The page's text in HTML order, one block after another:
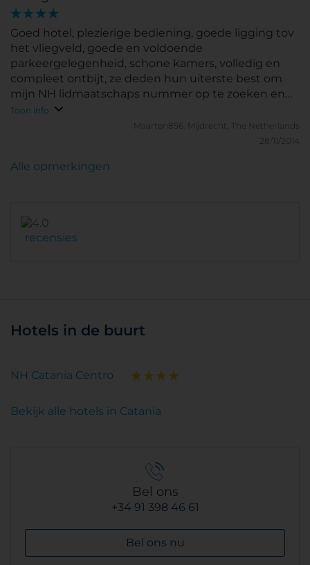
Goed hotel, plezierige bediening, goede ligging tov
het vliegveld, goede en voldoende
parkeergelegenheid, schone kamers, volledig en
compleet ontbijt, ze deden hun uiterste best om
mijn NH lidmaatschaps nummer op te zoeken en
mij zodoende in de gelegenheid te stellen dat ik de
extra spaarpunten van dit verblijf mee kon sparen.
Toon info
Maarten856.
Mijdrecht, The Netherlands
28/11/2014
recensies
Alle opmerkingen
Hotels in de buurt
NH Catania Centro
Bekijk alle hotels in Catania
Bel ons
+34 91 398 46 61
Bel ons nu